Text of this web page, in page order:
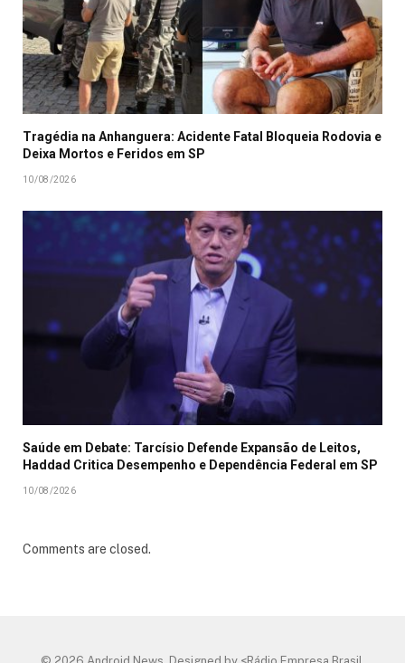
Tragédia na Anhanguera: Acidente Fatal Bloqueia Rodovia e
Deixa Mortos e Feridos em SP
10/08/2026
Saúde em Debate: Tarcísio Defende Expansão de Leitos,
Haddad Critica Desempenho e Dependência Federal em SP
10/08/2026
Comments are closed.